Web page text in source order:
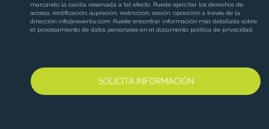
marcando la casilla reservada a tal efecto. Puede ejercitar los derechos de
acceso, rectificación, supresión, restricción, cesión, oposición a través de la
dirección info@revertia.com . Puede encontrar información más detallada sobre
el procesamiento de datos personales en el documento política de privacidad.